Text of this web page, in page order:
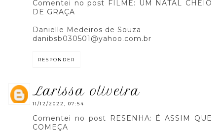
Comentei no post FILME: UM NATAL CHEIO
DE GRAÇA
Danielle Medeiros de Souza
danibsb030501@yahoo.com.br
RESPONDER
larissa oliveira
11/12/2022, 07:54
Comentei no post RESENHA: É ASSIM QUE
COMEÇA